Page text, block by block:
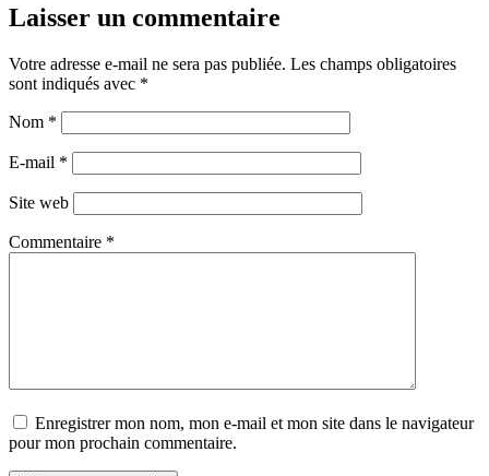
Laisser un commentaire
Votre adresse e-mail ne sera pas publiée. Les champs obligatoires
sont indiqués avec *
Nom *
E-mail *
Site web
Commentaire *
Enregistrer mon nom, mon e-mail et mon site dans le navigateur
pour mon prochain commentaire.